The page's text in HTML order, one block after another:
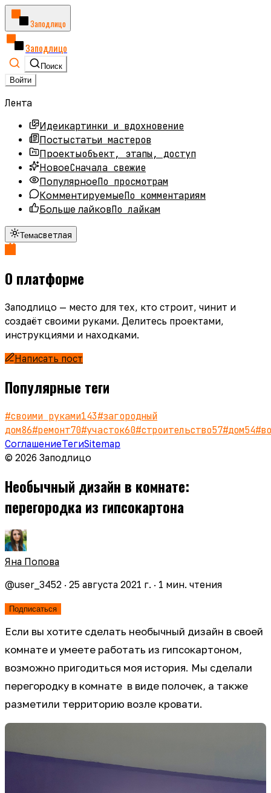
Заподлицо
Заподлицо
Поиск
Войти
Лента
Идеикартинки и вдохновение
Постыстатьи мастеров
Проектыобъект, этапы, доступ
НовоеСначала свежие
ПопулярноеПо просмотрам
КомментируемыеПо комментариям
Больше лайковПо лайкам
Темасветлая
О платформе
Заподлицо — место для тех, кто строит, чинит и
создаёт своими руками. Делитесь проектами,
инструкциями и находками.
Написать пост
Популярные теги
#своими руками143#загородный
дом86#ремонт70#участок60#строительство57#дом54#
СоглашениеТегиSitemap
© 2026 Заподлицо
Необычный дизайн в комнате:
перегородка из гипсокартона
Яна Попова
@user_3452 · 25 августа 2021 г. · 1 мин. чтения
Подписаться
Если вы хотите сделать необычный дизайн в своей
комнате и умеете работать из гипсокартоном,
возможно пригодиться моя история. Мы сделали
перегородку в комнате в виде полочек, а также
разметили территорию возле кровати.